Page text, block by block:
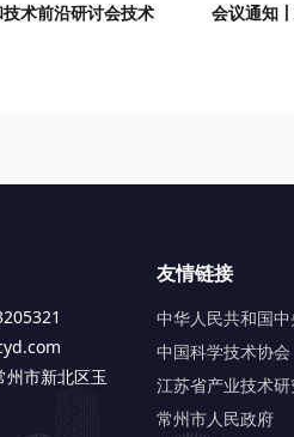
术前沿研讨会技术
会议通知
州市新北区玉
友情链接
中华人民共和国
中国科学技术协会
江苏省产业技术
常州市人民政府